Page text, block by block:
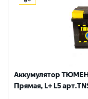
Аккумулятор
Прямая, L+ L5